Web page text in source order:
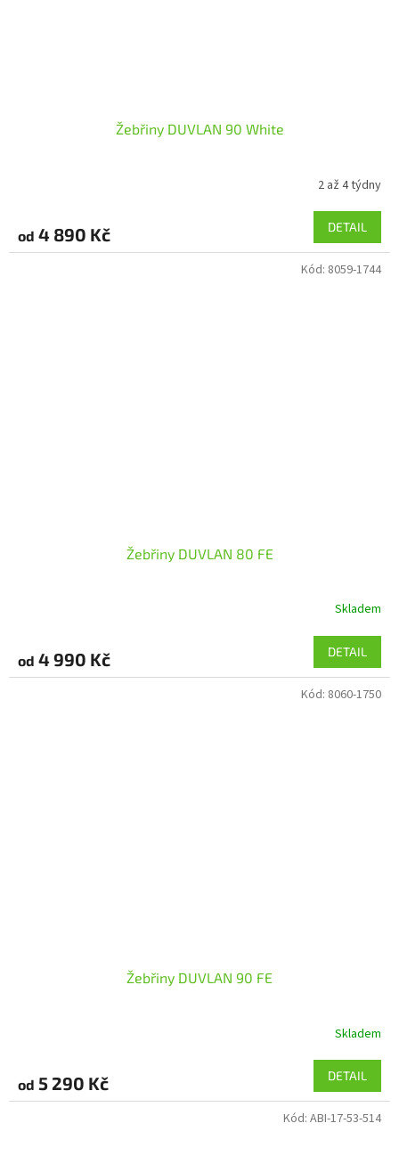
Žebřiny DUVLAN 90 White
2 až 4 týdny
od 4 890 Kč DETAIL
Žebřiny DUVLAN 80 FE
Skladem
od 4 990 Kč DETAIL
Kód: 8059-1744
Žebřiny DUVLAN 90 FE
Skladem
od 5 290 Kč DETAIL
Kód: 8060-1750
Kód: ABI-17-53-514